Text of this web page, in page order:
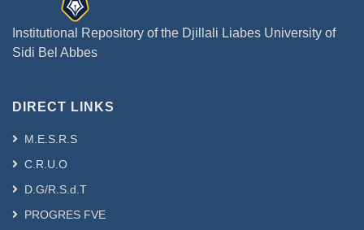
Institutional Repository of the Djillali Liabes University of
Sidi Bel Abbes
DIRECT LINKS
M.E.S.R.S
C.R.U.O
D.G/R.S.d.T
PROGRES FVE